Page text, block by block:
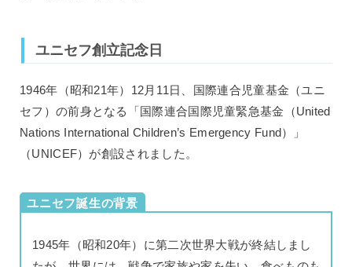
ユニセフ創立記念日
1946年（昭和21年）12月11日、国際連合児童基金（ユニ
セフ）の前身となる「国際連合国際児童緊急基金（United
Nations International Children’s Emergency Fund）」
（UNICEF）が創設されました。
ユニセフ誕生の背景
1945年（昭和20年）に第二次世界大戦が終結しまし